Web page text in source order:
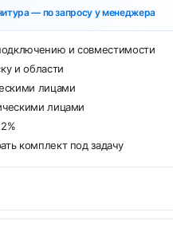
— по запросу у менеджера
и совместимости
и области
лицами
лицами
комплект под задачу